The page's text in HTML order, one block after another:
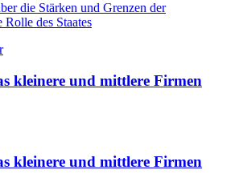
die Stärken und Grenzen der
des Staates
kleinere und mittlere Firmen
kleinere und mittlere Firmen